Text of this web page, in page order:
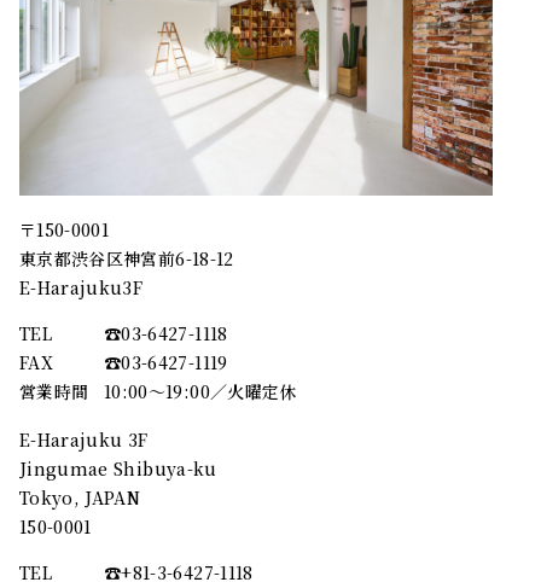
〒150-0001
東京都渋谷区神宮前6-18-12
E-Harajuku3F
TEL
☎︎03-6427-1118
FAX
☎︎03-6427-1119
営業時間
10:00～19:00／火曜定休
E-Harajuku 3F
Jingumae Shibuya-ku
Tokyo, JAPAN
150-0001
TEL
☎︎+81-3-6427-1118